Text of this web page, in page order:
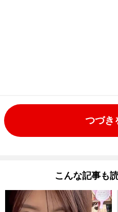
つづき
こんな記事も